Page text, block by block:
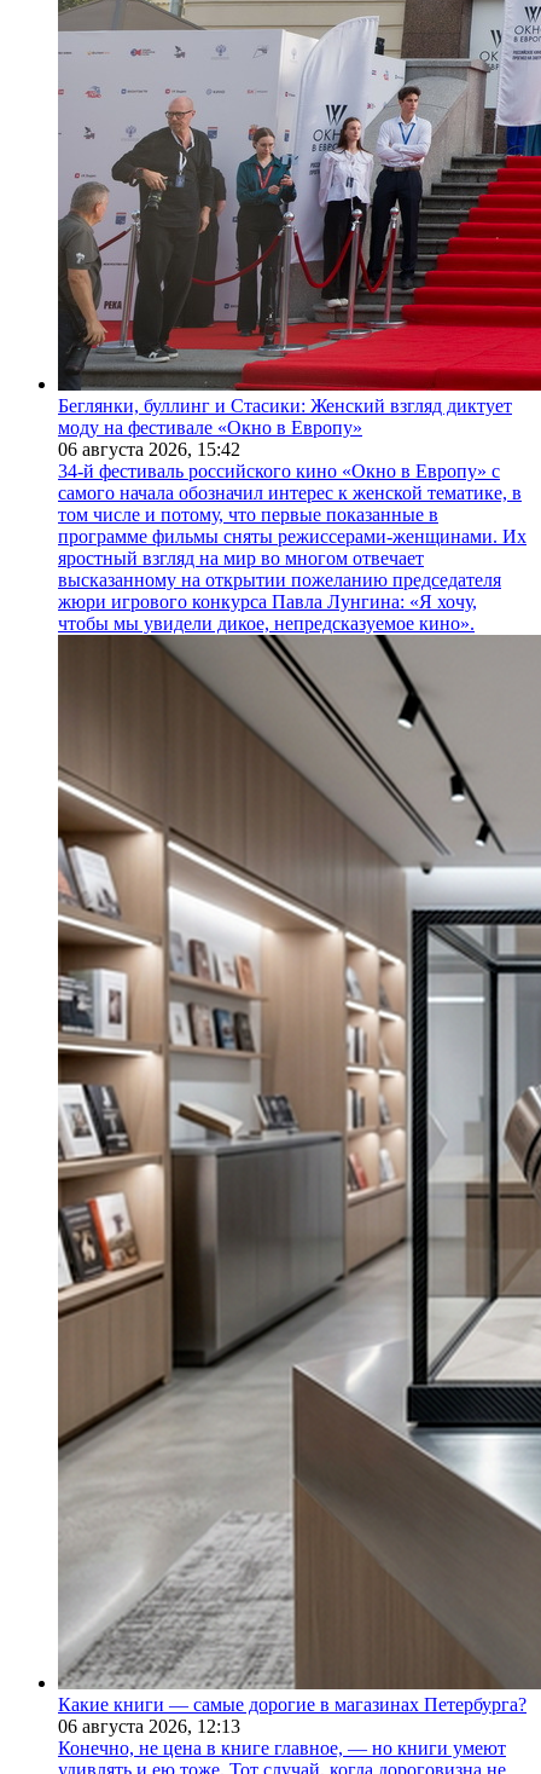
Беглянки, буллинг и Стасики: Женский взгляд диктует
моду на фестивале «Окно в Европу»
06 августа 2026, 15:42
34-й фестиваль российского кино «Окно в Европу» с
самого начала обозначил интерес к женской тематике, в
том числе и потому, что первые показанные в
программе фильмы сняты режиссерами-женщинами. Их
яростный взгляд на мир во многом отвечает
высказанному на открытии пожеланию председателя
жюри игрового конкурса Павла Лунгина: «Я хочу,
чтобы мы увидели дикое, непредсказуемое кино».
Какие книги — самые дорогие в магазинах Петербурга?
06 августа 2026, 12:13
Конечно, не цена в книге главное, — но книги умеют